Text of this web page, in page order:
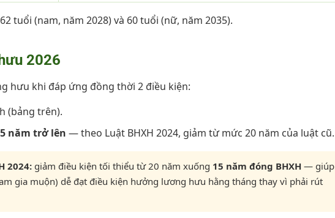
tuổi (nam, năm 2028) và 60 tuổi (nữ, năm 2035).
2026
hưu khi đáp ứng đồng thời 2 điều kiện:
(bảng trên).
năm trở lên — theo Luật BHXH 2024, giảm từ mức 20 năm của luật cũ.
2024: giảm điều kiện tối thiểu từ 20 năm xuống 15 năm đóng BHXH — giúp
gia muộn) dễ đạt điều kiện hưởng lương hưu hằng tháng thay vì phải rút